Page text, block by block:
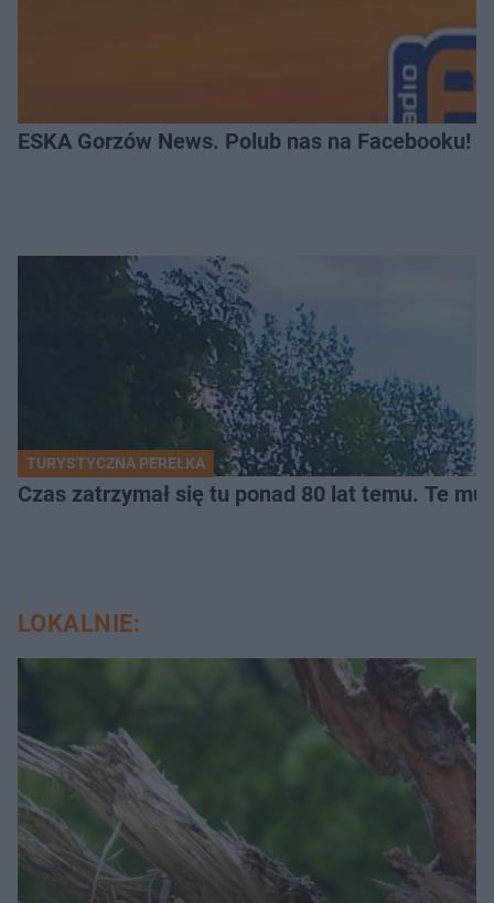
ESKA Gorzów News. Polub nas na Facebooku!
TURYSTYCZNA PEREŁKA
Czas zatrzymał się tu ponad 80 lat temu. Te
LOKALNIE: